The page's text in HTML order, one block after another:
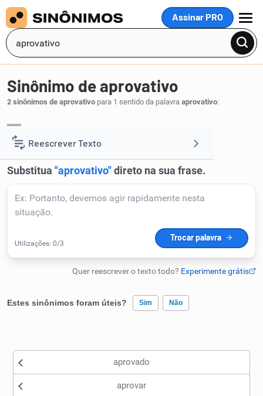
Assinar PRO
MENU
Reescrever Texto
Resumir Texto
Corrigir Texto
Detector de IA
Humanizador de IA
Conexões
Sinônimo de aprovativo
2 sinônimos de aprovativo para 1 sentido da palavra aprovativo:
Estes sinônimos foram úteis? Sim Não
Nenhum dos sinônimos apresentados me ajudou
aprovado
aprovar